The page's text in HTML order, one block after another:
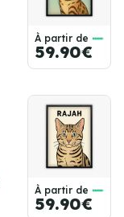
À partir de
59.90€
À partir de
59.90€